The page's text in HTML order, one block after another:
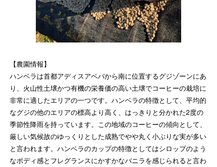
【農園情報】
ハンベラは首都アディスアベバから南に位置するグジゾーンにあ
り、火山性土壌かつ有機の栄養価の高い土壌でコーヒーの栽培に
非常に適したエリアの一つです。ハンベラの特徴として、平均的
なグジの他のエリアの標高より高く、はっきりと分かれた2度の
季節性降雨を持っています。この地域のコーヒーの傾向として、
厳しい気候故のゆっくりとした成熟でやや丸く小ぶりな実が多い
と言われます。ハンベラのカップの特徴としてはシロップのよう
なボディ感とフレグランスにかすかなバニラを感じられると言わ